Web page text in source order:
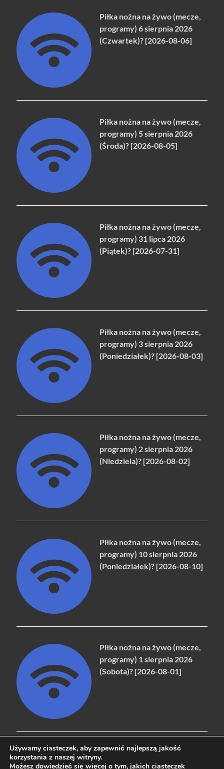
Piłka nożna na żywo (mecze,
programy) 6 sierpnia 2026
(Czwartek)? [2026-08-06]
Piłka nożna na żywo (mecze,
programy) 5 sierpnia 2026
(Środa)? [2026-08-05]
Piłka nożna na żywo (mecze,
programy) 31 lipca 2026
(Piątek)? [2026-07-31]
Piłka nożna na żywo (mecze,
programy) 3 sierpnia 2026
(Poniedziałek)? [2026-08-03]
Piłka nożna na żywo (mecze,
programy) 2 sierpnia 2026
(Niedziela)? [2026-08-02]
Piłka nożna na żywo (mecze,
programy) 10 sierpnia 2026
(Poniedziałek)? [2026-08-10]
Piłka nożna na żywo (mecze,
programy) 1 sierpnia 2026
(Sobota)? [2026-08-01]
Używamy ciasteczek, aby zapewnić najlepszą jakość
korzystania z naszej witryny.
Możesz dowiedzieć się więcej o tym, jakich ciasteczek